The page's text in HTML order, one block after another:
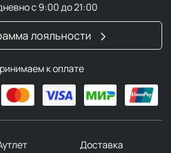
TFC8®:
эффективность косметических
кожи и доставляя ключевые
в кожу,
кожу,
с 9:00 до 21:00
лояльности
к оплате
Доставка